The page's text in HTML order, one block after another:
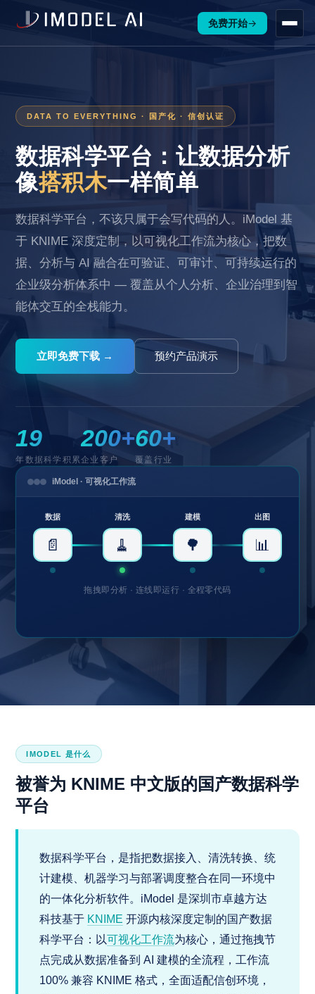
免费开始→
DATA TO EVERYTHING · 国产化 · 信创认证
数据科学平台：让数据分析
像搭积木一样简单
数据科学平台，不该只属于会写代码的人。iModel 基
于 KNIME 深度定制，以可视化工作流为核心，把数
据、分析与 AI 融合在可验证、可审计、可持续运行的
企业级分析体系中 — 覆盖从个人分析、企业治理到智
能体交互的全栈能力。
立即免费下载 → 预约产品演示
19
年数据科学积累
200+
企业客户
60+
覆盖行业
iModel · 可视化工作流
数据
📄
清洗
🧹
建模
🌳
出图
📊
拖拽即分析 · 连线即运行 · 全程零代码
IMODEL 是什么
被誉为 KNIME 中文版的国产数据科学
平台
数据科学平台，是指把数据接入、清洗转换、统
计建模、机器学习与部署调度整合在同一环境中
的一体化分析软件。iModel 是深圳市卓越方达
科技基于 KNIME 开源内核深度定制的国产数据
科学平台：以可视化工作流为核心，通过拖拽节
点完成从数据准备到 AI 建模的全流程，工作流
100% 兼容 KNIME 格式，全面适配信创环境，